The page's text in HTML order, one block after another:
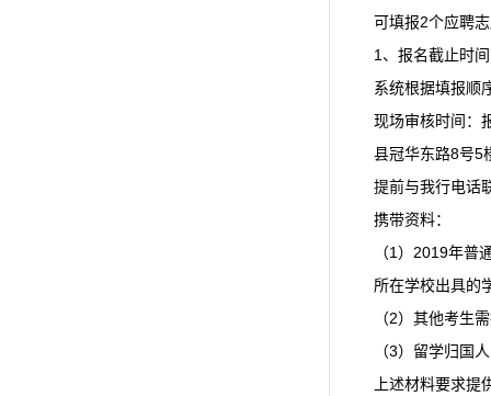
可填报2个应聘
1、报名截止时
系统根据填报顺
现场审核时间：
县冠华东路8号5
提前与我行电话
携带资料：
（1）2019年普
所在学校出具的
（2）其他考生
（3）留学归国
上述材料要求